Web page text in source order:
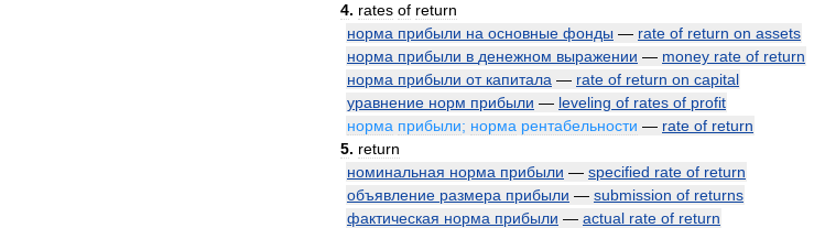
4. rates of return
норма прибыли на основные фонды — rate of return on assets
норма прибыли в денежном выражении — money rate of return
норма прибыли от капитала — rate of return on capital
уравнение норм прибыли — leveling of rates of profit
норма прибыли; норма рентабельности — rate of return
5. return
номинальная норма прибыли — specified rate of return
объявление размера прибыли — submission of returns
фактическая норма прибыли — actual rate of return